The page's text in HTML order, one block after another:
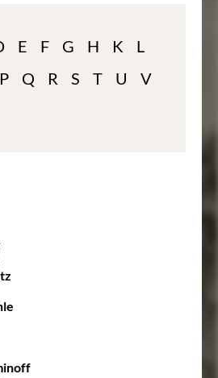
E F G H K
L
P Q R S T U
V